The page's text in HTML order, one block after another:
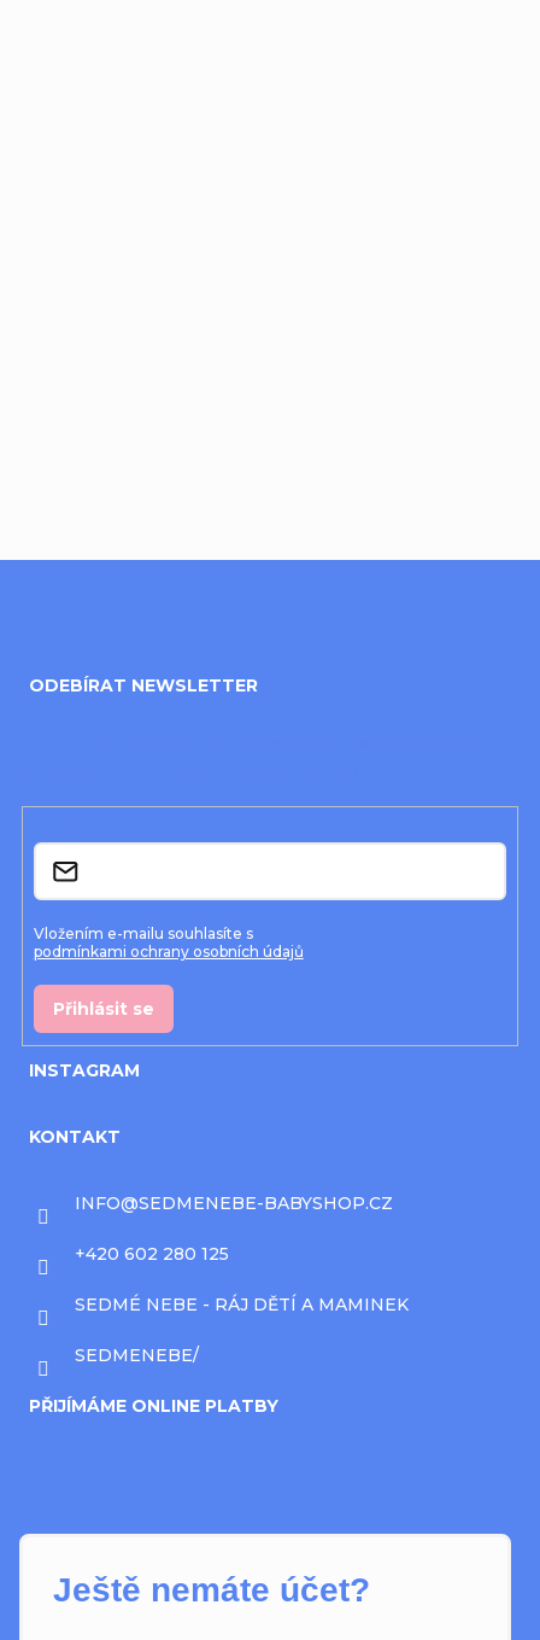
ODEBÍRAT NEWSLETTER
Vložením e-mailu souhlasíte s
podmínkami ochrany osobních údajů
Přihlásit se
INSTAGRAM
KONTAKT
INFO@SEDMENEBE-BABYSHOP.CZ
+420 602 280 125
SEDMÉ NEBE - RÁJ DĚTÍ A MAMINEK
SEDMENEBE/
PŘIJÍMÁME ONLINE PLATBY
Ještě nemáte účet?